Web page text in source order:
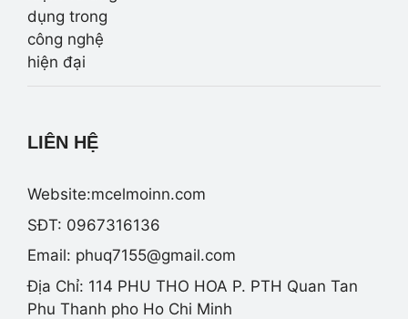
LIÊN HỆ
Website:mcelmoinn.com
SĐT: 0967316136
Email: phuq7155@gmail.com
Địa Chỉ: 114 PHU THO HOA P. PTH Quan Tan
Phu Thanh pho Ho Chi Minh